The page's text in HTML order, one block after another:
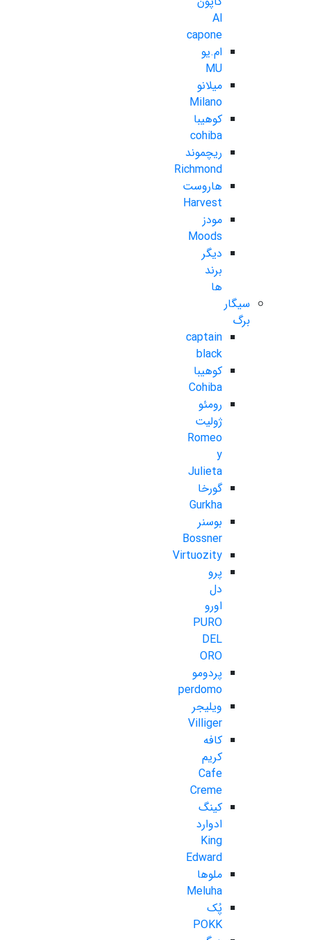
Al
capone
ام.یو
MU
میلانو
Milano
کوهیبا
cohiba
ریچموند
Richmond
هاروست
Harvest
مودز
Moods
دیگر
برند
ها
سیگار
برگ
captain
black
کوهیبا
Cohiba
رومئو
ژولیت
Romeo
y
Julieta
گورخا
Gurkha
بوسنر
Bossner
Virtuozity
پرو
دل
اورو
PURO
DEL
ORO
پردومو
perdomo
ویلیجر
Villiger
کافه
کریم
Cafe
Creme
کینگ
ادوارد
King
Edward
ملوها
Meluha
پُک
POKK